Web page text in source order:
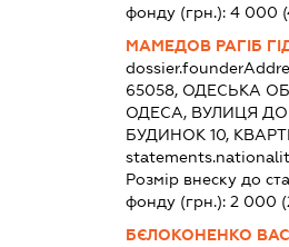
фонду (грн.):4 000
МАМЕДОВ РАГІБ
65058, ОДЕСЬКА
ОДЕСА, ВУЛИЦЯ
БУДИНОК 10,
Розмір внеску до
фонду (грн.):2 000
БЄЛОКОНЕНКО